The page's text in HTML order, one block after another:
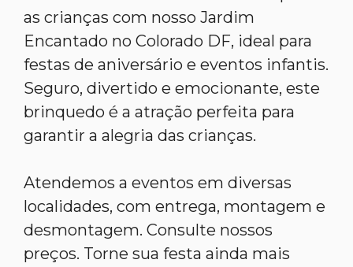
as crianças com nosso Jardim
Encantado no Colorado DF, ideal para
festas de aniversário e eventos infantis.
Seguro, divertido e emocionante, este
brinquedo é a atração perfeita para
garantir a alegria das crianças.
Atendemos a eventos em diversas
localidades, com entrega, montagem e
desmontagem. Consulte nossos
preços. Torne sua festa ainda mais